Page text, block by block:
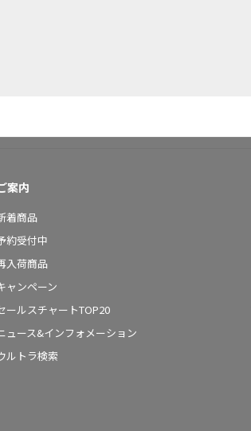
案内
着商品
約受付中
入荷商品
ャンペーン
ールスチャートTOP20
ュース&インフォメーション
ルトラ検索